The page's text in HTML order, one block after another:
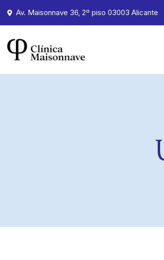
Av. Maisonnave 36, 2º piso 03003 Alicante